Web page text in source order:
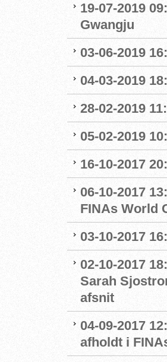
19-07-2019
Gwangju
03-06-2019
04-03-2019
28-02-2019
05-02-2019
16-10-2017
06-10-2017
FINAs World
03-10-2017
02-10-2017
Sarah
afsnit
04-09-2017
afholdt i